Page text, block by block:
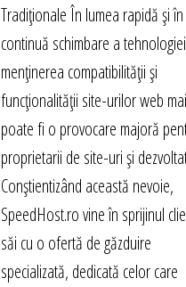
Tradiționale În lumea rapidă și în
continuă schimbare a
menținerea compatibilității și
funcționalității site-urilor web
poate fi o provocare majoră
proprietarii de site-uri și
Conștientizând această nevoie,
SpeedHost.ro vine în sprijinul
săi cu o ofertă de găzduire
specializată, dedicată celor care